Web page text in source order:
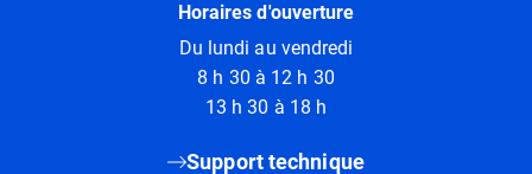
Horaires d'ouverture
Du lundi au vendredi
8 h 30 à 12 h 30
13 h 30 à 18 h
Support technique